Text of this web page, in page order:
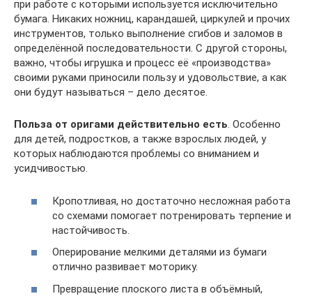
при работе с которыми используется исключительно
бумага. Никаких ножниц, карандашей, циркулей и прочих
инструментов, только выполнение сгибов и заломов в
определённой последовательности. С другой стороны,
важно, чтобы игрушка и процесс её «производства»
своими руками приносили пользу и удовольствие, а как
они будут называться – дело десятое.
Польза от оригами действительно есть. Особенно
для детей, подростков, а также взрослых людей, у
которых наблюдаются проблемы со вниманием и
усидчивостью.
Кропотливая, но достаточно несложная работа
со схемами помогает потренировать терпение и
настойчивость.
Оперирование мелкими деталями из бумаги
отлично развивает моторику.
Превращение плоского листа в объёмный,